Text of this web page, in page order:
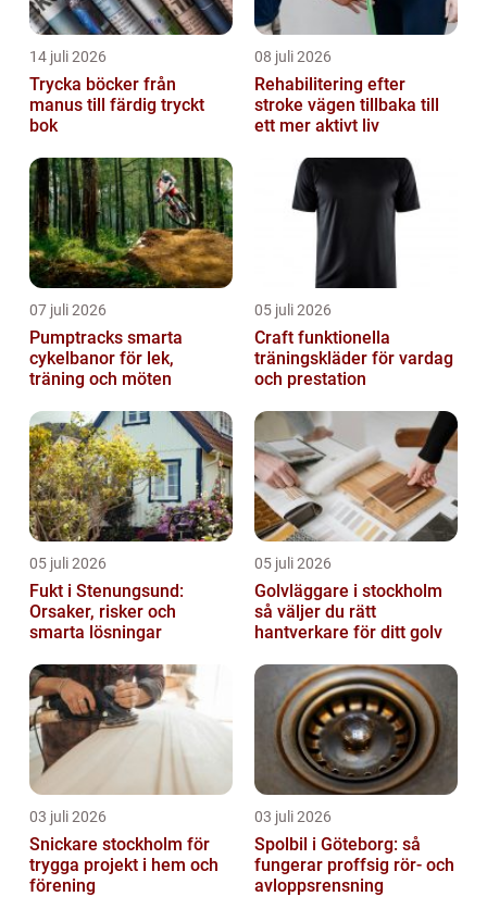
14 juli 2026
Trycka böcker från
manus till färdig tryckt
bok
08 juli 2026
Rehabilitering efter
stroke vägen tillbaka till
ett mer aktivt liv
07 juli 2026
Pumptracks smarta
cykelbanor för lek,
träning och möten
05 juli 2026
Craft funktionella
träningskläder för vardag
och prestation
05 juli 2026
Fukt i Stenungsund:
Orsaker, risker och
smarta lösningar
05 juli 2026
Golvläggare i stockholm
så väljer du rätt
hantverkare för ditt golv
03 juli 2026
Snickare stockholm för
trygga projekt i hem och
förening
03 juli 2026
Spolbil i Göteborg: så
fungerar proffsig rör- och
avloppsrensning